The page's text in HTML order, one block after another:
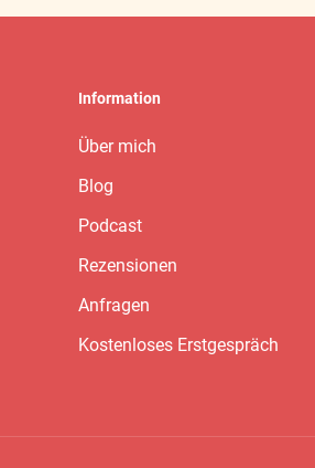
Information
Über mich
Blog
Podcast
Rezensionen
Anfragen
Kostenloses Erstgespräch